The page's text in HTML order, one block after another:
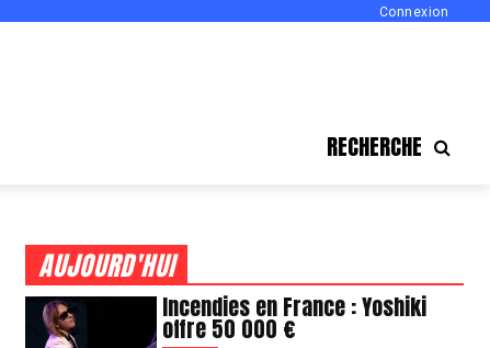
Connexion
RECHERCHE
AUJOURD'HUI
Incendies en France : Yoshiki
offre 50 000 €